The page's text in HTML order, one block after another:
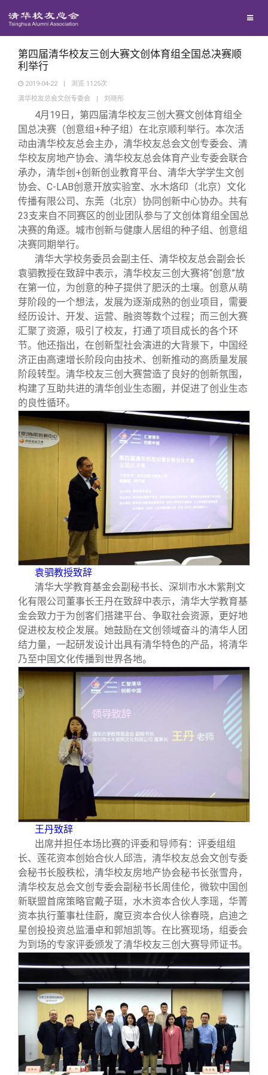
地区联络
年级联络
院系校友工作
专业委员会
兴趣群体
西南联大校友会
回馈母校
捐赠项目
捐赠新闻
捐赠纪事
捐赠方法
义工计划
媒体平台
《清华校友通讯》
《水木清华》
我要订阅
新媒体平台
百年清华
清华人物
清华故事
青春风采
校友文苑
校友讲坛
校友视界
校友服务
终身学习
信息化服务
三创大赛
实用信息
校友总会
总会简介
会长致辞
总会章程
理事会名单
制度法规
关闭
第四届清华校友三创大赛文创体育组全国总决赛顺
利举行
2019-04-22 | 浏览 1125次
清华校友总会文创专委会
| 刘晓彤
4月19日，第四届清华校友三创大赛文创体育组全
国总决赛（创意组+种子组）在北京顺利举行。本次活
动由清华校友总会主办，清华校友总会文创专委会、清
华校友房地产协会、清华校友总会体育产业专委会联合
承办，清华创+创新创业教育平台、清华大学学生文创
协会、C-LAB创意开放实验室、水木烙印（北京）文化
传播有限公司、东莞（北京）协同创新中心协办。共有
23支来自不同赛区的创业团队参与了文创体育组全国总
决赛的角逐。城市创新与健康人居组的种子组、创意组
决赛同期举行。
清华大学校务委员会副主任、清华校友总会副会长
袁驷教授在致辞中表示，清华校友三创大赛将“创意”放
在第一位，为创意的种子提供了肥沃的土壤。创意从萌
芽阶段的一个想法，发展为逐渐成熟的创业项目，需要
经历设计、开发、运营、融资等数个过程；而三创大赛
汇聚了资源，吸引了校友，打通了项目成长的各个环
节。他还指出，在创新型社会演进的大背景下，中国经
济正由高速增长阶段向由技术、创新推动的高质量发展
阶段转型。清华校友三创大赛营造了良好的创新氛围，
构建了互助共进的清华创业生态圈，并促进了创业生态
的良性循环。
袁驷教授致辞
清华大学教育基金会副秘书长、深圳市水木紫荆文
化有限公司董事长王丹在致辞中表示，清华大学教育基
金会致力于为创客们搭建平台、争取社会资源，更好地
促进校友校企发展。她鼓励在文创领域奋斗的清华人团
结力量，一起研发设计出具有清华特色的产品，将清华
乃至中国文化传播到世界各地。
王丹致辞
出席并担任本场比赛的评委和导师有：评委组组
长、莲花资本创始合伙人邱浩，清华校友总会文创专委
会秘书长殷秩松，清华校友房地产协会秘书长张雪舟，
清华校友总会文创专委会副秘书长周佳伦，微软中国创
新联盟首席策略官戴子珽，水木资本合伙人李瑶，华菁
资本执行董事杜佳蔚，魔豆资本合伙人徐春晓，启迪之
星创投投资总监潘卓和郭旭凯等。在比赛现场，组委会
为到场的专家评委颁发了清华校友三创大赛导师证书。